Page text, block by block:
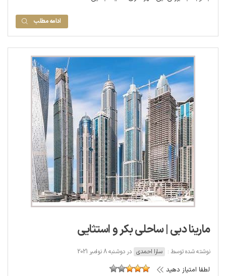
ادامه مطلب
مارینا دبی | ساحلی بکر و استثایی
نوشته شده توسط : سارا احمدی در دوشنبه 8 نوامبر 2021
لطفا امتیاز دهید